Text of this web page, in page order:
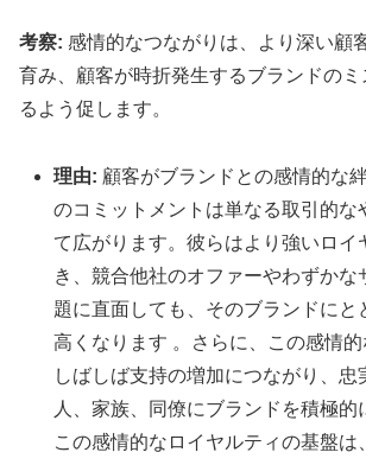
考察: 感情的なつながりは、より深い顧
育み、顧客が時折発生するブランドの
るよう促します。
理由: 顧客がブランドとの感情的な
のコミットメントは単なる取引的な
て広がります。彼らはより強いロイ
き、競合他社のオファーやわずかな
題に直面しても、そのブランドにと
高くなります 。さらに、この感情的
しばしば支持の増加につながり、忠
人、家族、同僚にブランドを積極的
この感情的なロイヤルティの基盤は